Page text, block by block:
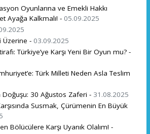
Oyunlarına ve Emekli Hakkı
Ayağa Kalkmalı! - 05.09.2025
Üzerine - 03.09.2025
Türkiye’ye Karşı Yeni Bir Oyun mu? -
Türk Milleti Neden Asla Teslim
Doğuşu: 30 Ağustos Zaferi - 31.08.2025
Susmak, Çürümenin En Büyük
Bölücülere Karşı Uyanık Olalım! -